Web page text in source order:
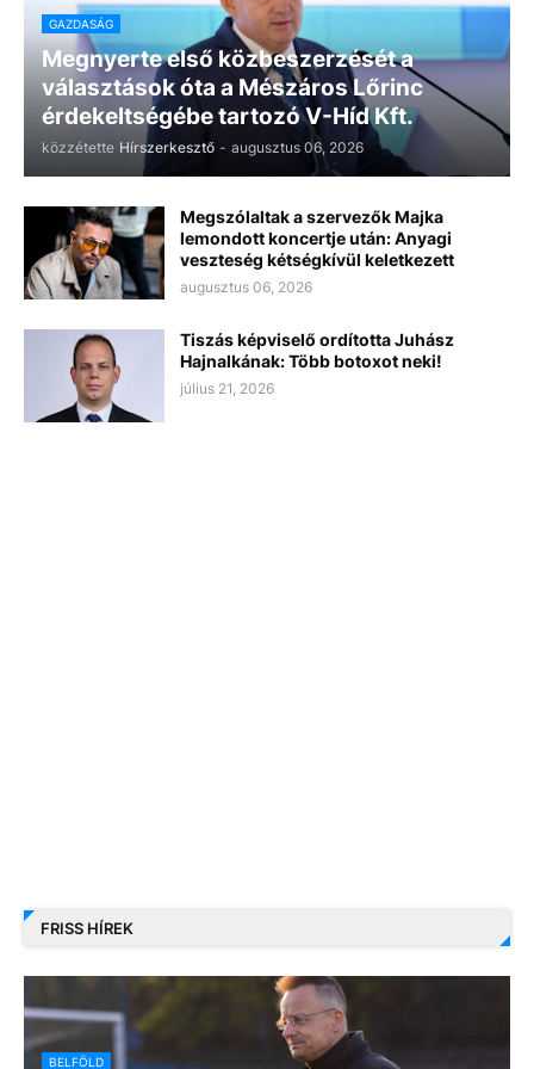
GAZDASÁG
Megnyerte első közbeszerzését a
választások óta a Mészáros Lőrinc
érdekeltségébe tartozó V-Híd Kft.
közzétette Hírszerkesztő - augusztus 06, 2026
Megszólaltak a szervezők Majka
lemondott koncertje után: Anyagi
veszteség kétségkívül keletkezett
augusztus 06, 2026
Tiszás képviselő ordította Juhász
Hajnalkának: Több botoxot neki!
július 21, 2026
FRISS HÍREK
BELFÖLD